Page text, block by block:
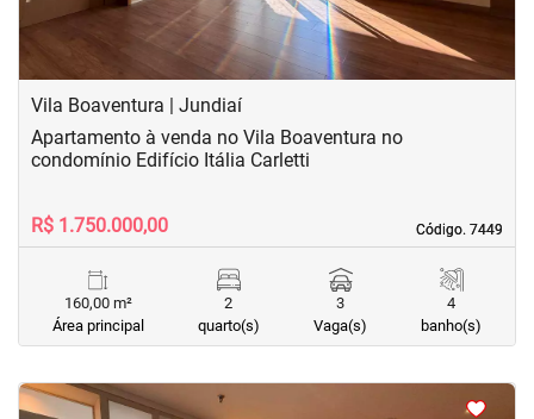
Vila Boaventura | Jundiaí
Código. 7449
Código. 7449
Apartamento à venda no Vila Boaventura no
condomínio Edifício Itália Carletti
R$ 1.750.000,00
160,00 m²
Área principal
2
quarto(s)
3
Vaga(s)
4
banho(s)
<<<<